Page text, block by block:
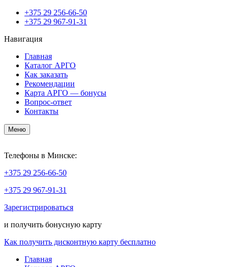
+375 29 256-66-50
+375 29 967-91-31
Навигация
Главная
Каталог АРГО
Как заказать
Рекомендации
Карта АРГО — бонусы
Вопрос-ответ
Контакты
Меню
Телефоны в Минске:
+375 29 256-66-50
+375 29 967-91-31
Зарегистрироваться
и получить бонусную карту
Как получить дисконтную карту бесплатно
Главная